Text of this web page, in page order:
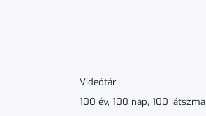
Videótár
100 év, 100 nap, 100 játszma